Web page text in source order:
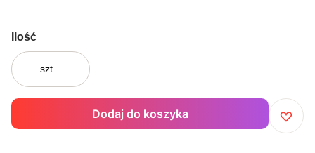
Ilość
szt.
Dodaj do koszyka